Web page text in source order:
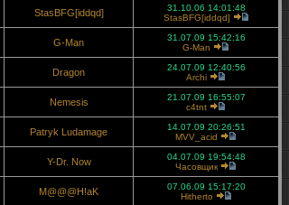
StasBFG[iddqd]
31.10.06 14:01:48
StasBFG[iddqd]
G-Man
31.07.09 15:42:16
G-Man
Dragon
24.07.09 12:40:56
Archi
Nemesis
21.07.09 16:55:07
c4tnt
Patryk Ludamage
14.07.09 20:26:51
MVV_acid
Y-Dr. Now
04.07.09 19:54:48
Часовщик
M@@@H!aK
07.06.09 15:17:20
Hitherto